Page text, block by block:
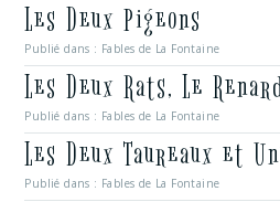
Les Deux Pigeons
Publié dans : Fables de La Fontaine
Les Deux Rats, Le
Publié dans : Fables de La Fontaine
Les Deux Taureaux et
Publié dans : Fables de La Fontaine